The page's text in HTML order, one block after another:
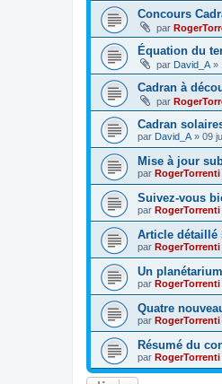
Concours
par
Équation du
par David_A »
Cadran à
par
Cadran
par David_A » 09
Mise à jour
par RogerTorrenti
Suivez-vous
par RogerTorrenti
Article détaillé
par RogerTorrenti
Un
par RogerTorrenti
Quatre
par RogerTorrenti
Résumé du
par RogerTorrenti